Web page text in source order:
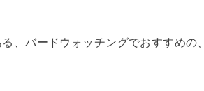
、バードウォッチングでおすすめの